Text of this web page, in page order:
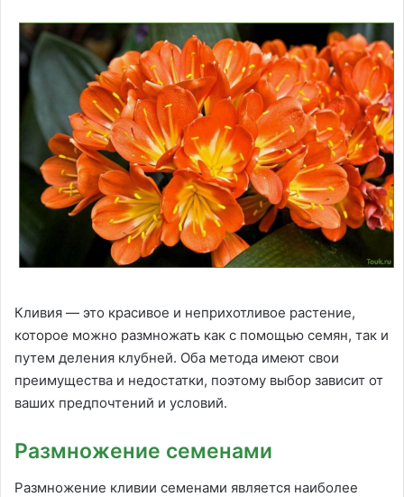
Кливия — это красивое и неприхотливое растение,
которое можно размножать как с помощью семян, так и
путем деления клубней. Оба метода имеют свои
преимущества и недостатки, поэтому выбор зависит от
ваших предпочтений и условий.
Размножение семенами
Размножение кливии семенами является наиболее